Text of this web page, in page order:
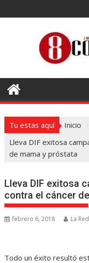
al
Tu estas aquí Inicio
Lleva DIF exitosa
de mama y próstata
Lleva DIF exitosa
contra el cáncer
febrero 6, 2018 La
Todo un éxito resultó